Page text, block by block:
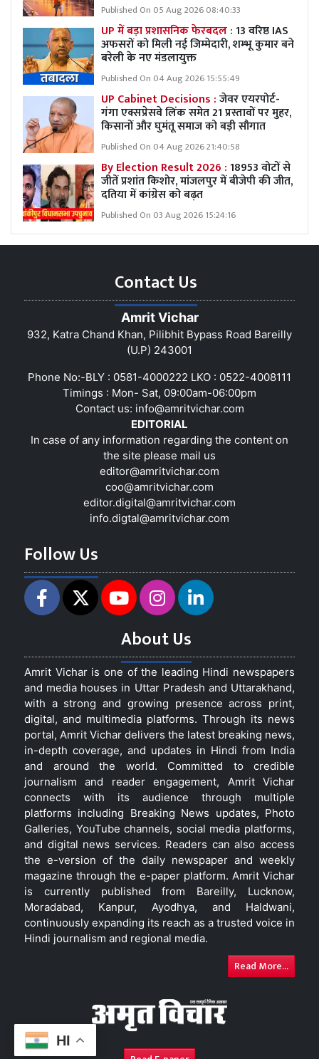
HI
Published On 05 Aug 2026 08:40:33
UP में बड़ा प्रशासनिक फेरबदल :13 वरिष्ठ IAS
अफसरों को मिली नई जिम्मेदारी, शम्भू कुमार बने
बरेली के नए मंडलायुक्त
Published On 04 Aug 2026 15:55:49
UP Cabinet Decisions :जेवर एयरपोर्ट-
गंगा एक्सप्रेसवे लिंक समेत 21 प्रस्तावों पर मुहर,
किसानों और घुमंतू समाज को बड़ी सौगात
Published On 04 Aug 2026 21:40:58
By Election Result 2026 :18953 वोटों से
जीतें प्रशांत किशोर, मांजलपुर में बीजेपी की जीत,
दतिया में कांग्रेस को बढ़त
Published On 03 Aug 2026 15:24:16
Contact Us
Amrit Vichar
932, Katra Chand Khan, Pilibhit Bypass Road Bareilly
(U.P) 243001
Phone No:-BLY : 0581-4000222 LKO : 0522-4008111
Timings : Mon- Sat, 09:00am-06:00pm
Contact us: info@amritvichar.com
EDITORIAL
In case of any information regarding the content on
the site please mail us
editor@amritvichar.com
coo@amritvichar.com
editor.digital@amritvichar.com
info.digtal@amritvichar.com
Follow Us
About Us
Amrit Vichar is one of the leading Hindi newspapers
and media houses in Uttar Pradesh and Uttarakhand,
with a strong and growing presence across print,
digital, and multimedia platforms. Through its news
portal, Amrit Vichar delivers the latest breaking news,
in-depth coverage, and updates in Hindi from India
and around the world. Committed to credible
journalism and reader engagement, Amrit Vichar
connects with its audience through multiple
platforms including Breaking News updates, Photo
Galleries, YouTube channels, social media platforms,
and digital news services. Readers can also access
the e-version of the daily newspaper and weekly
magazine through the e-paper platform. Amrit Vichar
is currently published from Bareilly, Lucknow,
Moradabad, Kanpur, Ayodhya, and Haldwani,
continuously expanding its reach as a trusted voice in
Hindi journalism and regional media.
Read More...